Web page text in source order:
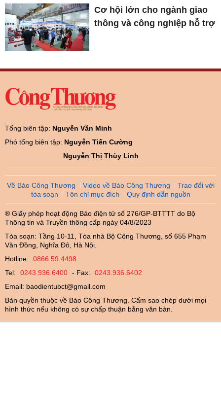
Cơ hội lớn cho ngành giao
thông và công nghiệp hỗ trợ
Tổng biên tập: Nguyễn Văn Minh
Phó tổng biên tập: Nguyễn Tiến Cường
Nguyễn Thị Thùy Linh
Về Báo Công Thương Video về Báo Công Thương
Trao đổi với
tòa soạn
Tôn chỉ mục đích Quy định dẫn nguồn
® Giấy phép hoạt động Báo điện tử số 276/GP-BTTTT do Bộ
Thông tin và Truyền thông cấp ngày 04/8/2023
Tòa soạn: Tầng 10-11, Tòa nhà Bộ Công Thương, số 655 Phạm
Văn Đồng, Nghĩa Đô, Hà Nội.
Hotline:
0866.59.4498
Tel:
0243.936.6400 - Fax:
0243.936.6402
Email: baodientubct@gmail.com
Bản quyền thuộc về Báo Công Thương. Cấm sao chép dưới mọi
hình thức nếu không có sự chấp thuận bằng văn bản.